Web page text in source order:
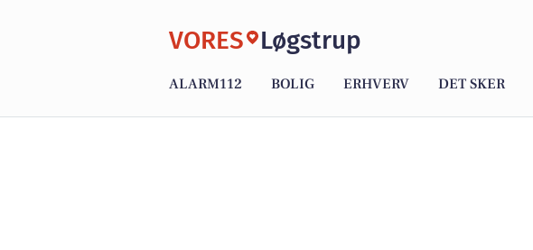
VORES Løgstrup
ALARM112 BOLIG ERHVERV DET SKER